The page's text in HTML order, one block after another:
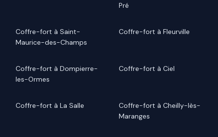
Pré
Coffre-fort à Saint-
Maurice-des-Champs
Coffre-fort à Fleurville
Coffre-fort à Dompierre-
les-Ormes
Coffre-fort à Ciel
Coffre-fort à La Salle
Coffre-fort à Cheilly-lès-
Maranges